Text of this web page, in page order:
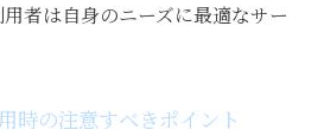
者は自身のニーズに最適なサー
時の注意すべきポイント